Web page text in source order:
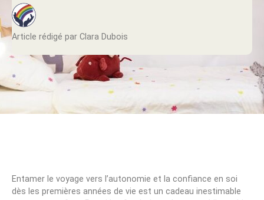
Article rédigé par Clara Dubois
Entamer le voyage vers l’autonomie et la confiance en soi
dès les premières années de vie est un cadeau inestimable